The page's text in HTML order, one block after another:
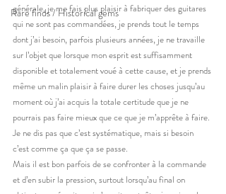
Rare finds / Historical gems
générale, je me fais plus plaisir à fabriquer des guitares
qui ne sont pas commandées, je prends tout le temps
dont j’ai besoin, parfois plusieurs années, je ne travaille
sur l’objet que lorsque mon esprit est suffisamment
disponible et totalement voué à cette cause, et je prends
même un malin plaisir à faire durer les choses jusqu’au
moment où j’ai acquis la totale certitude que je ne
pourrais pas faire mieux que ce que je m’apprête à faire.
Je ne dis pas que c’est systématique, mais si besoin
c’est comme ça que ça se passe.
Mais il est bon parfois de se confronter à la commande
et d’en subir la pression, surtout lorsqu’au final on